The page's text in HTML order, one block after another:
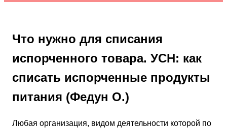
Что нужно для списания
испорченного товара. УСН: как
списать испорченные продукты
питания (Федун О.)
Любая организация, видом деятельности которой по